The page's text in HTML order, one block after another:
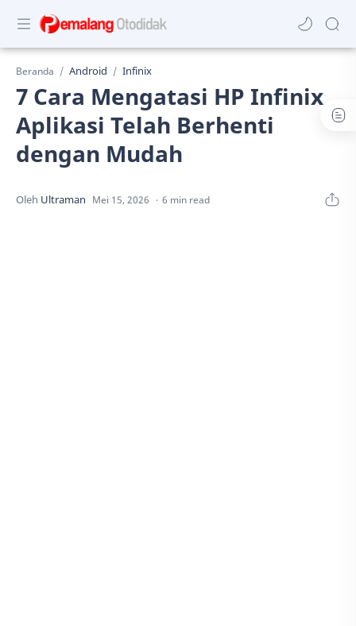
Beranda Android Infinix
7 Cara Mengatasi HP Infinix
Aplikasi Telah Berhenti
dengan Mudah
6 min read